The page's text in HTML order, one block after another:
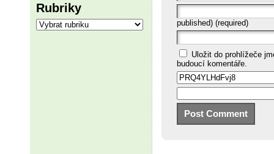
Rubriky
Rubriky published) (required)
Uložit do prohlížeče
budoucí komentáře.